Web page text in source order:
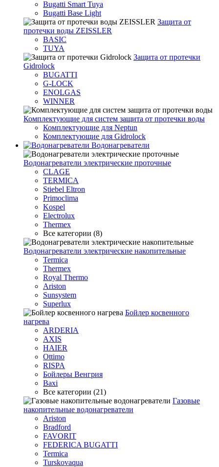
Bugatti Smart Tuya
Bugatti Base Light
Защита от
протечки воды ZEISSLER
BASIC
TUYA
Защита от протечки
Gidrolock
BUGATTI
G-LOCK
ENOLGAS
WINNER
Комплектующие для систем защита от протечки воды
Комплектующие для Neptun
Комплектующие для Gidrolock
Водонагреватели
Водонагреватeли электрические проточные
CLAGE
TERMICA
Stiebel Eltron
Primoclima
Kospel
Electrolux
Thermex
Все категории (8)
Водонагреватели электрические накопительные
Termica
Thermex
Royal Thermo
Ariston
Sunsystem
Superlux
Бойлер косвенного
нагрева
ARDERIA
AXIS
HAIER
Ottimo
RISPA
Бойлеры Венгрия
Baxi
Все категории (21)
Газовые
накопительные водонагреватели
Ariston
Bradford
FAVORIT
FEDERICA BUGATTI
Termica
Turskovaqua